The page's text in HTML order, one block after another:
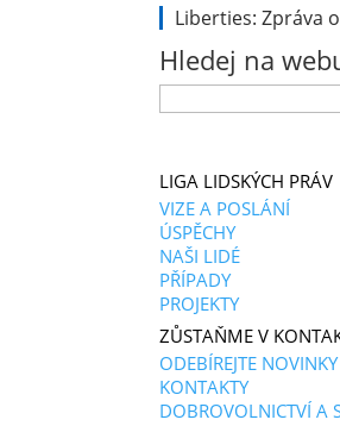
Liberties: Zpráva
Hledej na
Vyhledávání
LIGA LIDSKÝCH PRÁV
VIZE A POSLÁNÍ
ÚSPĚCHY
NAŠI LIDÉ
PŘÍPADY
PROJEKTY
ZŮSTAŇME V
ODEBÍREJTE NOVINKY
KONTAKTY
DOBROVOLNICTVÍ A